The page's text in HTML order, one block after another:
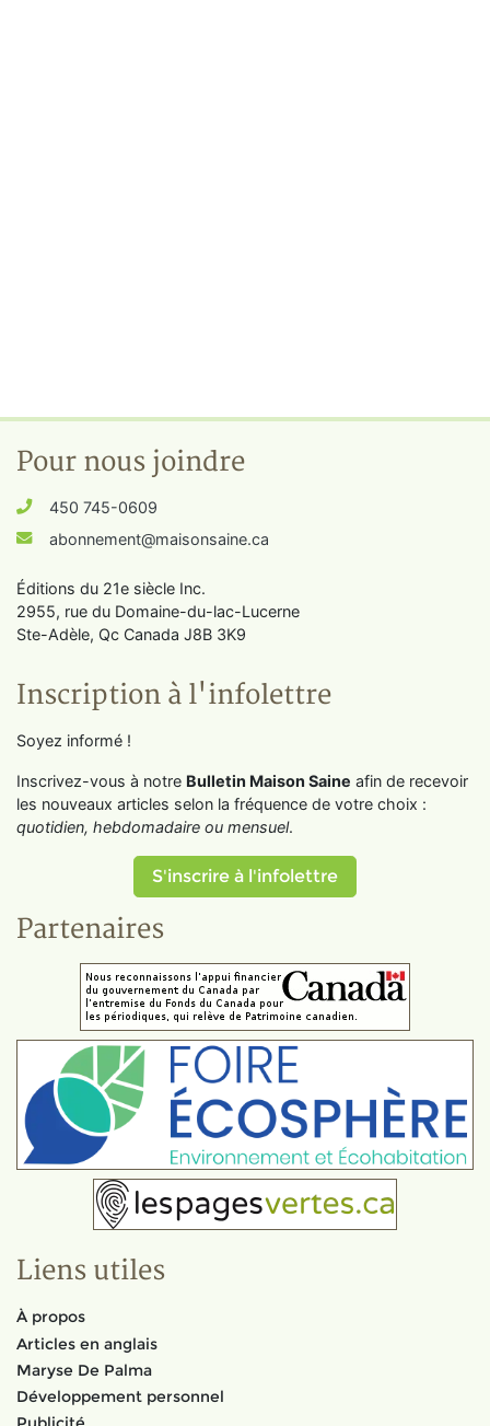
Pour nous joindre
450 745-0609
abonnement@maisonsaine.ca
Éditions du 21e siècle Inc.
2955, rue du Domaine-du-lac-Lucerne
Ste-Adèle, Qc Canada J8B 3K9
Inscription à l'infolettre
Soyez informé !
Inscrivez-vous à notre Bulletin Maison Saine afin de recevoir
les nouveaux articles selon la fréquence de votre choix :
quotidien, hebdomadaire ou mensuel.
S'inscrire à l'infolettre
Partenaires
Liens utiles
À propos
Articles en anglais
Maryse De Palma
Développement personnel